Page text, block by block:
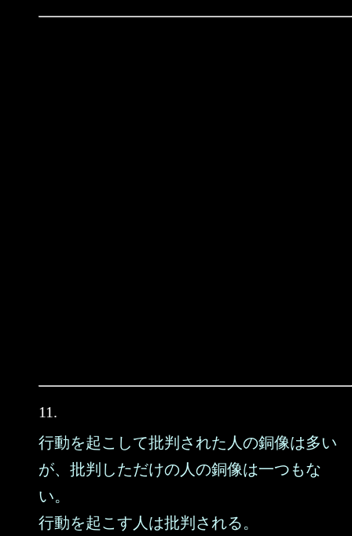
11.
行動を起こして批判された人の銅像は多い
が、批判しただけの人の銅像は一つもな
い。
行動を起こす人は批判される。